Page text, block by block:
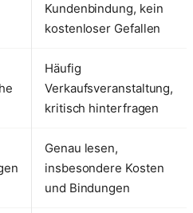
Kundenbindung, kein
kostenloser Gefallen
Häufig
Verkaufsveranstaltung,
kritisch hinterfragen
Genau lesen,
insbesondere Kosten
und Bindungen